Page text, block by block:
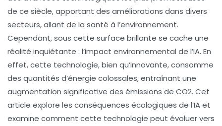
de ce siècle, apportant des améliorations dans divers
secteurs, allant de la santé à l’environnement.
Cependant, sous cette surface brillante se cache une
réalité inquiétante : l’impact environnemental de l’IA. En
effet, cette technologie, bien qu’innovante, consomme
des quantités d’énergie colossales, entraînant une
augmentation significative des émissions de CO2. Cet
article explore les conséquences écologiques de l’IA et
examine comment cette technologie peut évoluer vers